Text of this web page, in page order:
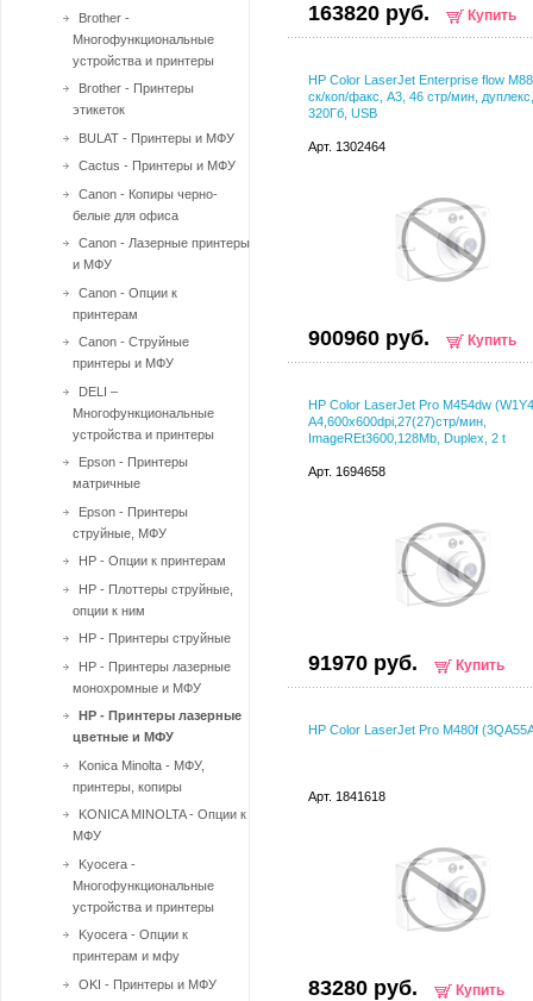
163820 руб. Купить
HP Color LaserJet Enterprise flow
ск/коп/факс, A3, 46 стр/мин,
320Гб, USB
Арт. 1302464
900960 руб. Купить
HP Color LaserJet Pro M454dw
A4,600x600dpi,27(27)стр/мин,
ImageREt3600,128Mb, Duplex, 2 t
Арт. 1694658
91970 руб. Купить
HP Color LaserJet Pro M480f
Арт. 1841618
83280 руб. Купить
Brother -
Многофункциональные
устройства и принтеры
Brother - Принтеры
этикеток
BULAT - Принтеры и МФУ
Cactus - Принтеры и МФУ
Canon - Копиры черно-
белые для офиса
Canon - Лазерные принтеры
и МФУ
Canon - Опции к
принтерам
Canon - Струйные
принтеры и МФУ
DELI –
Многофункциональные
устройства и принтеры
Epson - Принтеры
матричные
Epson - Принтеры
струйные, МФУ
HP - Опции к принтерам
HP - Плоттеры струйные,
опции к ним
HP - Принтеры струйные
HP - Принтеры лазерные
монохромные и МФУ
HP - Принтеры лазерные
цветные и МФУ
Konica Minolta - МФУ,
принтеры, копиры
KONICA MINOLTA - Опции к
МФУ
Kyocera -
Многофункциональные
устройства и принтеры
Kyocera - Опции к
принтерам и мфу
OKI - Принтеры и МФУ